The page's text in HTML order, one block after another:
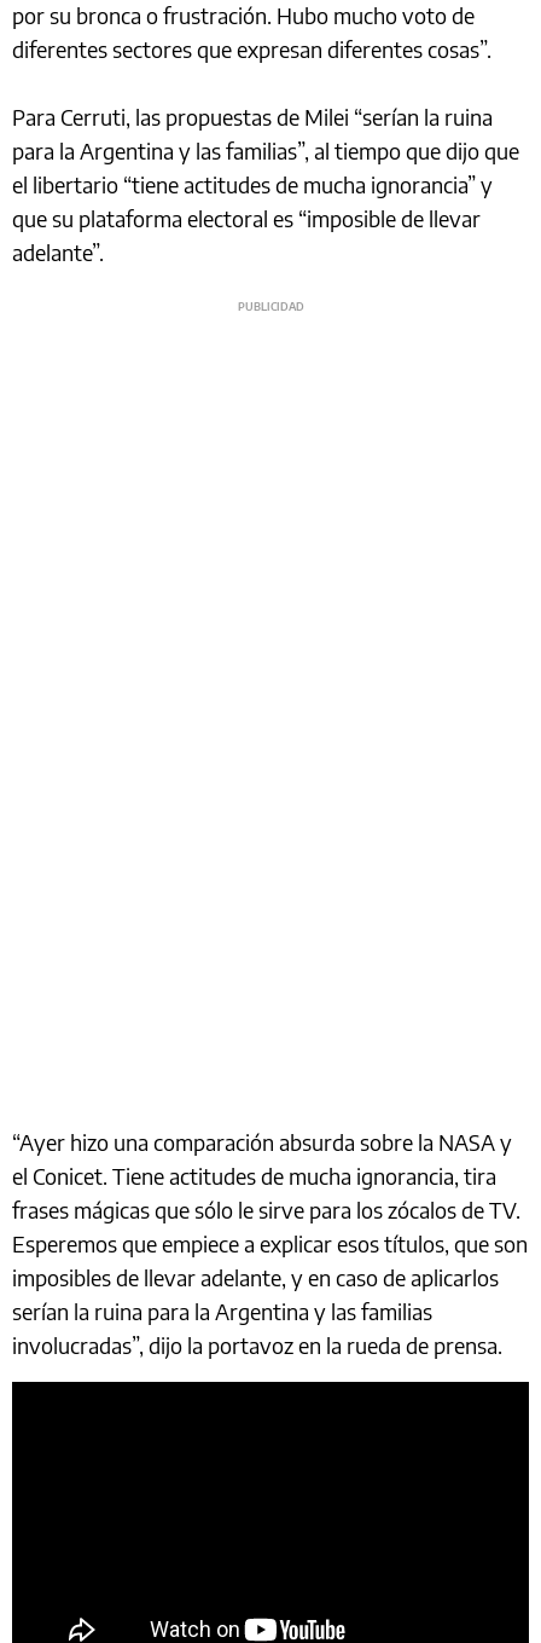
por su bronca o frustración. Hubo mucho voto de
diferentes sectores que expresan diferentes cosas”.
Para Cerruti, las propuestas de Milei “serían la ruina
para la Argentina y las familias”, al tiempo que dijo que
el libertario “tiene actitudes de mucha ignorancia” y
que su plataforma electoral es “imposible de llevar
adelante”.
“Ayer hizo una comparación absurda sobre la NASA y
el Conicet. Tiene actitudes de mucha ignorancia, tira
frases mágicas que sólo le sirve para los zócalos de TV.
Esperemos que empiece a explicar esos títulos, que son
imposibles de llevar adelante, y en caso de aplicarlos
serían la ruina para la Argentina y las familias
involucradas”, dijo la portavoz en la rueda de prensa.